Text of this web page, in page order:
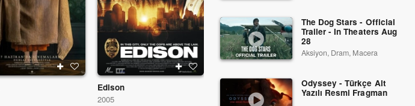
Edison
2005
Prens ve Ben 4
2010
Herkül: Efsane
2014
The Dog Stars - Official
Trailer - In Theaters Aug
28
Aksiyon, Dram, Macera
Odyssey - Türkçe Alt
Yazılı Resmi Fragman